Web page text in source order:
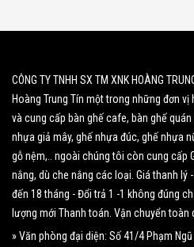
CÔNG TY TNHH SX TM XNK HOÀNG
Hoàng Trung Tín một trong những đơn
và cung cấp bàn ghế cafe, bàn ghế
nhựa giả mây, ghế nhựa đúc, ghế nhựa
gỗ nệm,.. ngoài chúng tôi còn cung cấp
nắng, dù che nắng các loại. Giá thanh lý
đến 18 tháng - Đổi trả 1 -1 không đúng
lượng mới Thanh toán. Vận chuyển toàn
» Văn phòng đại diện: Số 41/4 Phạm